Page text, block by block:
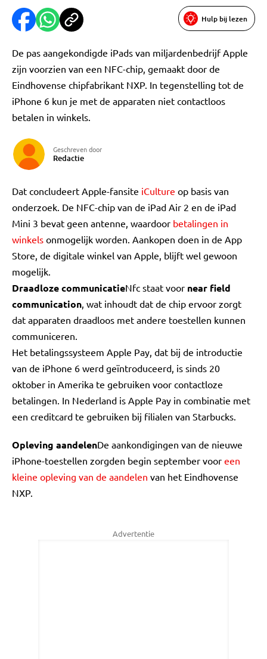
Hulp bij lezen
De pas aangekondigde iPads van miljardenbedrijf Apple
zijn voorzien van een NFC-chip, gemaakt door de
Eindhovense chipfabrikant NXP. In tegenstelling tot de
iPhone 6 kun je met de apparaten niet contactloos
betalen in winkels.
Geschreven door
Redactie
Dat concludeert Apple-fansite iCulture op basis van
onderzoek. De NFC-chip van de iPad Air 2 en de iPad
Mini 3 bevat geen antenne, waardoor betalingen in
winkels onmogelijk worden. Aankopen doen in de App
Store, de digitale winkel van Apple, blijft wel gewoon
mogelijk.
Draadloze communicatieNfc staat voor near field
communication, wat inhoudt dat de chip ervoor zorgt
dat apparaten draadloos met andere toestellen kunnen
communiceren.
Het betalingssysteem Apple Pay, dat bij de introductie
van de iPhone 6 werd geïntroduceerd, is sinds 20
oktober in Amerika te gebruiken voor contactloze
betalingen. In Nederland is Apple Pay in combinatie met
een creditcard te gebruiken bij filialen van Starbucks.
Opleving aandelenDe aankondigingen van de nieuwe
iPhone-toestellen zorgden begin september voor een
kleine opleving van de aandelen van het Eindhovense
NXP.
Advertentie